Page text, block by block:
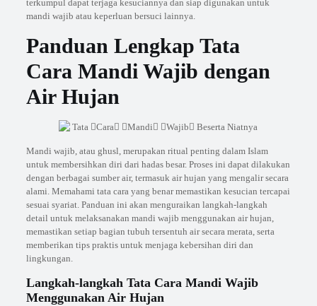
terkumpul dapat terjaga kesuciannya dan siap digunakan untuk
mandi wajib atau keperluan bersuci lainnya.
Panduan Lengkap Tata
Cara Mandi Wajib dengan
Air Hujan
Mandi wajib, atau ghusl, merupakan ritual penting dalam Islam
untuk membersihkan diri dari hadas besar. Proses ini dapat dilakukan
dengan berbagai sumber air, termasuk air hujan yang mengalir secara
alami. Memahami tata cara yang benar memastikan kesucian tercapai
sesuai syariat. Panduan ini akan menguraikan langkah-langkah
detail untuk melaksanakan mandi wajib menggunakan air hujan,
memastikan setiap bagian tubuh tersentuh air secara merata, serta
memberikan tips praktis untuk menjaga kebersihan diri dan
lingkungan.
Langkah-langkah Tata Cara Mandi Wajib
Menggunakan Air Hujan